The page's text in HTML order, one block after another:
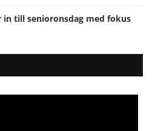
in till senioronsdag med fokus